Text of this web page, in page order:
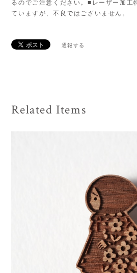
るのでご注意ください。■レーザー加工
ていますが、不良ではございません。
通報する
Related Items